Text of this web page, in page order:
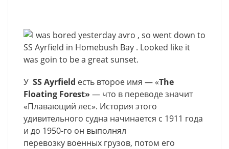
У SS Ayrfield есть второе имя — «The
Floating Forest» — что в переводе значит
«Плавающий лес». История этого
удивительного судна начинается с 1911 года
и до 1950-го он выполнял
перевозку военных грузов, потом его